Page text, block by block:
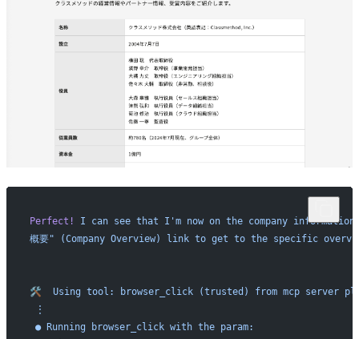
Perfect! I can see that I'm now on the company
概要" (Company Overview) link to get to the specific
🛠️  Using tool: browser_click (trusted) from mcp server
⋮
● Running browser_click with the param: